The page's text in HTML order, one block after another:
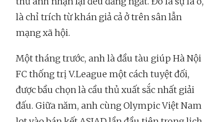
là chỉ trích từ khán giả cả ở trên sân lẫn
mạng xã hội.
Một tháng trước, anh là đầu tàu giúp Hà Nội
FC thống trị V.League một cách tuyệt đối,
được bầu chọn là cầu thủ xuất sắc nhất giải
đấu. Giữa năm, anh cùng Olympic Việt Nam